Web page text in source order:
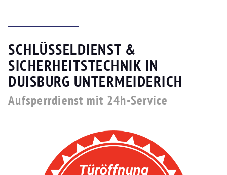
SCHLÜSSELDIENST &
SICHERHEITSTECHNIK IN
DUISBURG UNTERMEIDERICH
Aufsperrdienst mit 24h-Service